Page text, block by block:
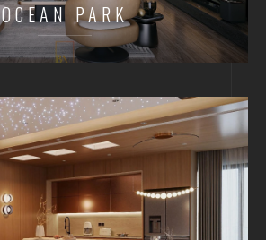
OCEAN PARK